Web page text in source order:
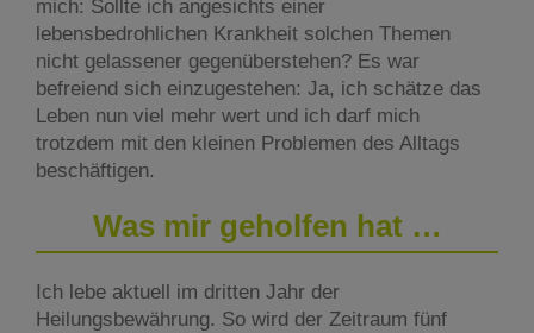
mich: Sollte ich angesichts einer
lebensbedrohlichen Krankheit solchen Themen
nicht gelassener gegenüberstehen? Es war
befreiend sich einzugestehen: Ja, ich schätze das
Leben nun viel mehr wert und ich darf mich
trotzdem mit den kleinen Problemen des Alltags
beschäftigen.
Was mir geholfen hat …
Ich lebe aktuell im dritten Jahr der
Heilungsbewährung. So wird der Zeitraum fünf